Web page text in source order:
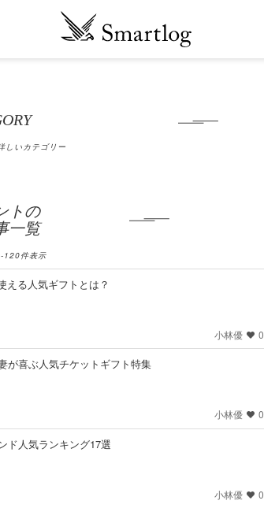
しいカテゴリー
トの
一覧
-120件表示
える人気ギフトとは？
小林優 0
が喜ぶ人気チケットギフト特集
小林優 0
ド人気ランキング17選
小林優 0